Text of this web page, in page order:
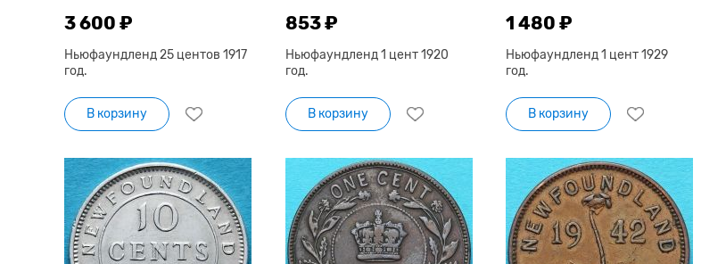
3 600 ₽
Ньюфаундленд 25 центов 1917
год.
В корзину
853 ₽
Ньюфаундленд 1 цент 1920
год.
В корзину
1 480 ₽
Ньюфаундленд 1 цент 1929
год.
В корзину